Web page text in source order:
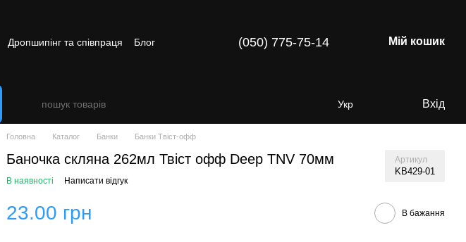
Дропшипінг та співпраця
Блог
(050) 775-75-14 Мій кошик
Укр Вхід
Головна Каталог Банки Банки Твіст-офф
Баночка скляна 262мл Твіст офф Deep TNV 70мм Артикул
KB429-01
В наявності Написати відгук
23.00 грн В бажання